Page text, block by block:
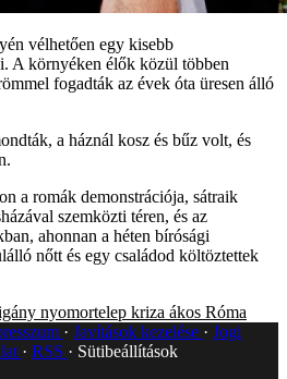
vélhetően egy kisebb
A környéken élők közül többen
fogadták az évek óta üresen álló
a háznál kosz és bűz volt, és
a romák demonstrációja, sátraik
szemközti téren, és az
ahonnan a héten bírósági
nőtt és egy családod költöztettek
nyomortelep kriza ákos Róma
Javítások kezelése
Jogi
RSS
Sütibeállítások